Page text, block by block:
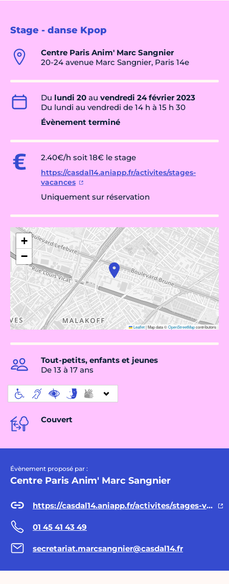
Stage - danse Kpop
Centre Paris Anim' Marc Sangnier
20-24 avenue Marc Sangnier, Paris 14e
Du lundi 20 au vendredi 24 février 2023
Du lundi au vendredi de 14 h à 15 h 30
Évènement terminé
2.40€/h soit 18€ le stage
https://casdal14.aniapp.fr/activites/stages-
vacances
Uniquement sur réservation
+
−
Leaflet|Map data ©OpenStreetMapcontributors
Tout-petits, enfants et jeunes
De 13 à 17 ans
Couvert
Évènement proposé par :
Centre Paris Anim' Marc Sangnier
https://casdal14.aniapp.fr/activites/stages-vacances/stage-danse-kpop
01 45 41 43 49
secretariat.marcsangnier@casdal14.fr